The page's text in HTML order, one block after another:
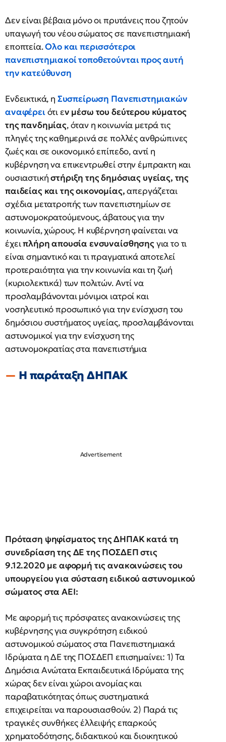
Δεν είναι βέβαια μόνο οι πρυτάνεις που ζητούν
υπαγωγή του νέου σώματος σε πανεπιστημιακή
εποπτεία.Ολο και περισσότεροι
πανεπιστημιακοί τοποθετούνται προς αυτή
την κατεύθυνση
Ενδεικτικά, η Συσπείρωση Πανεπιστημιακών
αναφέρειότι εν μέσω του δεύτερου κύματος
της πανδημίας, όταν η κοινωνία μετρά τις
πληγές της καθημερινά σε πολλές ανθρώπινες
ζωές και σε οικονομικό επίπεδο, αντί η
κυβέρνηση να επικεντρωθεί στην έμπρακτη και
ουσιαστικήστήριξη της δημόσιας υγείας, της
παιδείας και της οικονομίας,απεργάζεται
σχέδια μετατροπής των πανεπιστημίων σε
αστυνομοκρατούμενους, άβατους για την
κοινωνία, χώρους. Η κυβέρνηση φαίνεται να
έχειπλήρη απουσία ενσυναίσθησηςγια το τι
είναι σημαντικό και τι πραγματικά αποτελεί
προτεραιότητα για την κοινωνία και τη ζωή
(κυριολεκτικά) των πολιτών. Αντί να
προσλαμβάνονται μόνιμοι ιατροί και
νοσηλευτικό προσωπικό για την ενίσχυση του
δημόσιου συστήματος υγείας, προσλαμβάνονται
αστυνομικοί για την ενίσχυση της
αστυνομοκρατίας στα πανεπιστήμια
Η παράταξη ΔΗΠΑΚ
Πρόταση ψηφίσματος της ΔΗΠΑΚ κατά τη
συνεδρίαση της ΔΕ της ΠΟΣΔΕΠ στις
9.12.2020 με αφορμή τις ανακοινώσεις του
υπουργείου για σύσταση ειδικού αστυνομικού
σώματος στα ΑΕΙ:
Με αφορμή τις πρόσφατες ανακοινώσεις της
κυβέρνησης για συγκρότηση ειδικού
αστυνομικού σώματος στα Πανεπιστημιακά
Ιδρύματα η ΔΕ της ΠΟΣΔΕΠ επισημαίνει: 1) Τα
Δημόσια Ανώτατα Εκπαιδευτικά Ιδρύματα της
xώρας δεν είναι χώροι ανομίας και
παραβατικότητας όπως συστηματικά
επιχειρείται να παρουσιασθούν. 2) Παρά τις
τραγικές συνθήκες έλλειψής επαρκούς
χρηματοδότησης, διδακτικού και διοικητικού